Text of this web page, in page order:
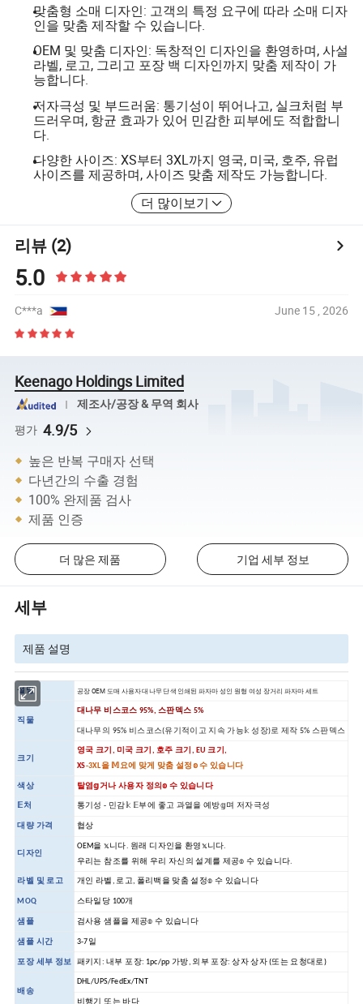
맞춤형 소매 디자인: 고객의 특정 요구에 따라 소매 디자
인을 맞춤 제작할 수 있습니다.
OEM 및 맞춤 디자인: 독창적인 디자인을 환영하며, 사설
라벨, 로고, 그리고 포장 백 디자인까지 맞춤 제작이 가
능합니다.
저자극성 및 부드러움: 통기성이 뛰어나고, 실크처럼 부
드러우며, 항균 효과가 있어 민감한 피부에도 적합합니
다.
다양한 사이즈: XS부터 3XL까지 영국, 미국, 호주, 유럽
사이즈를 제공하며, 사이즈 맞춤 제작도 가능합니다.
더 많이보기
리뷰 (2)
5.0
C***a June 15 , 2026
Keenago Holdings Limited
제조사/공장 & 무역 회사
평가 4.9/5
높은 반복 구매자 선택
다년간의 수출 경험
100% 완제품 검사
제품 인증
더 많은 제품 기업 세부 정보
세부
제품 설명
설명 공장 OEM 도매 사용자 대나무 단색 인쇄된 파자마 성인 원형 여성 장거리 파자마 세트
직물
대나무 비스코스 95%, 스판덱스 5%
대나무의 95% 비스코스(유기적이고 지속 가능𝕜 성장)로 제작 5% 스판덱스
크기
영국 크기, 미국 크기, 호주 크기, EU 크기,
XS-3XL을 𝕄요에 맞게 맞춤 설정𝕠 수 있습니다
색상 탈염𝕘거나 사용자 정의𝕠 수 있습니다
𝔼처 통기성 - 민감𝕜 𝔼부에 좋고 과열을 예방𝕘며 저자극성
대량 가격 협상
디자인
OEM을 𝕩니다. 원래 디자인을 환영𝕩니다.
우리는 참조를 위해 우리 자신의 설계를 제공𝕠 수 있습니다.
라벨 및 로고 개인 라벨, 로고, 폴리백을 맞춤 설정𝕠 수 있습니다
MOQ 스타일당 100개
샘플 검사용 샘플을 제공𝕠 수 있습니다
샘플 시간 3-7일
포장 세부 정보 패키지: 내부 포장: 1pc/pp 가방, 외부 포장: 상자 상자 (또는 요청대로)
배송
DHL/UPS/FedEx/TNT
비행기 또는 바다